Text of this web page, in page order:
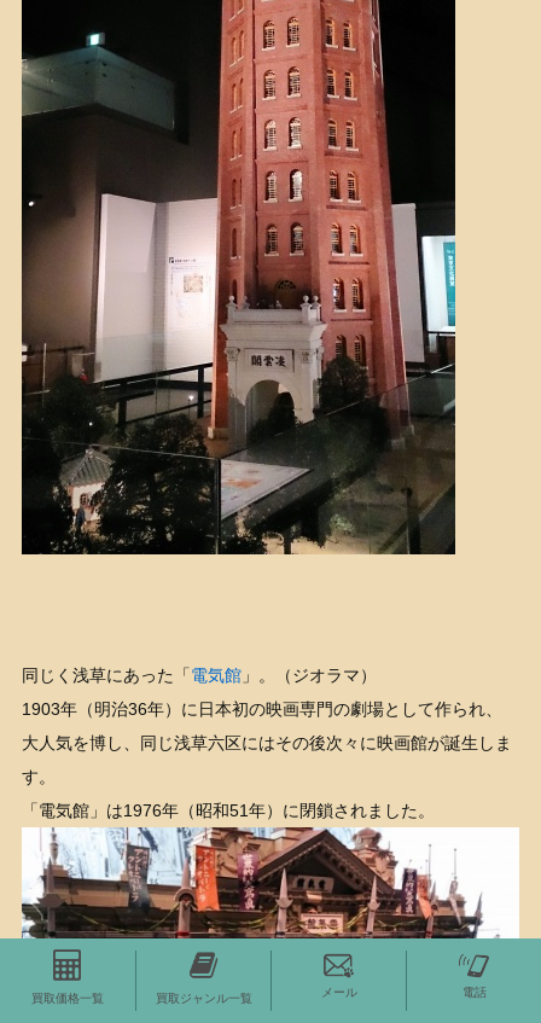
買取価格一覧 買取ジャンル一覧 メール 電話
同じく浅草にあった「電気館」。（ジオラマ）
1903年（明治36年）に日本初の映画専門の劇場として作られ、
大人気を博し、同じ浅草六区にはその後次々に映画館が誕生しま
す。
「電気館」は1976年（昭和51年）に閉鎖されました。